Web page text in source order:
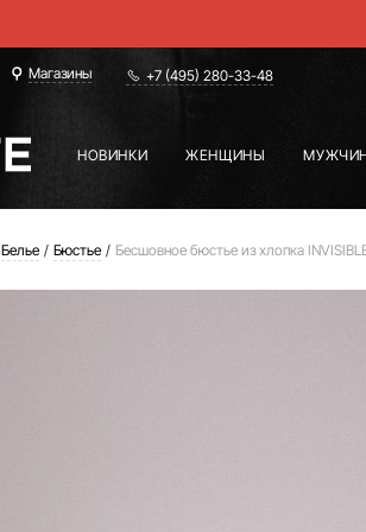
Магазины +7 (495) 280-33-48
НОВИНКИ ЖЕНЩИНЫ
Белье Бюстье Бесшовное бюстье из хлопка